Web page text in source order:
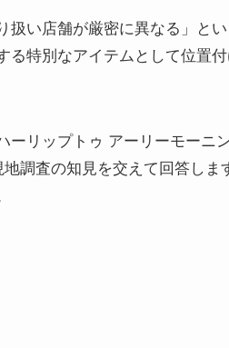
い店舗が厳密に異なる」と
る特別なアイテムとして位置
リップトゥ アーリーモーニ
調査の知見を交えて回答しま